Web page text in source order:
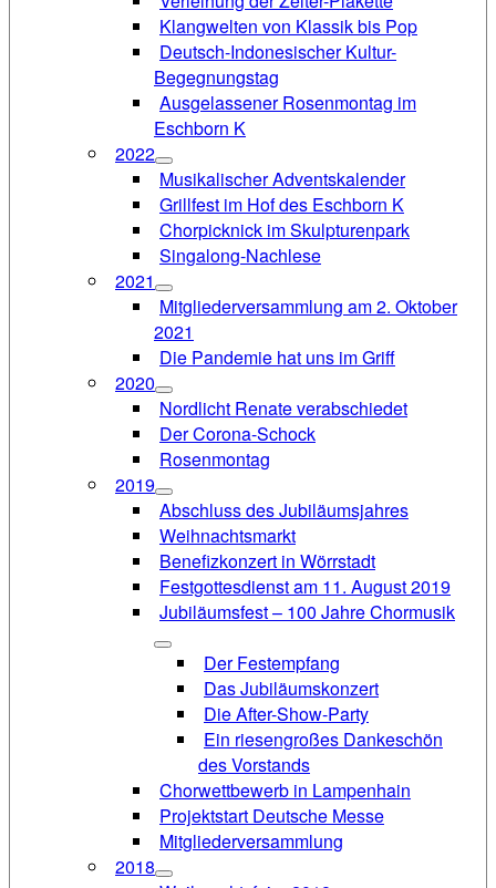
Klangwelten von Klassik bis Pop
Deutsch-Indonesischer Kultur-
Begegnungstag
Ausgelassener Rosenmontag im
Eschborn K
2022
Musikalischer Adventskalender
Grillfest im Hof des Eschborn K
Chorpicknick im Skulpturenpark
Singalong-Nachlese
2021
Mitgliederversammlung am 2. Oktober
2021
Die Pandemie hat uns im Griff
2020
Nordlicht Renate verabschiedet
Der Corona-Schock
Rosenmontag
2019
Abschluss des Jubiläumsjahres
Weihnachtsmarkt
Benefizkonzert in Wörrstadt
Festgottesdienst am 11. August 2019
Jubiläumsfest – 100 Jahre Chormusik
Der Festempfang
Das Jubiläumskonzert
Die After-Show-Party
Ein riesengroßes Dankeschön
des Vorstands
Chorwettbewerb in Lampenhain
Projektstart Deutsche Messe
Mitgliederversammlung
2018